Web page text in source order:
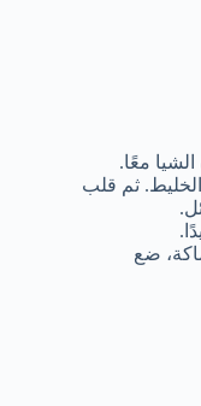
معًا.
ثم قلب
ضع